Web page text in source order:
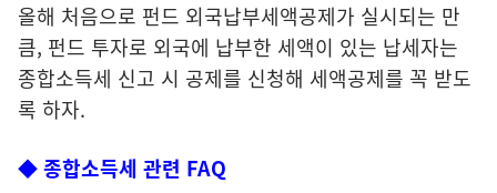
올해 처음으로 펀드 외국납부세액공제가 실시되는 만
큼, 펀드 투자로 외국에 납부한 세액이 있는 납세자는
종합소득세 신고 시 공제를 신청해 세액공제를 꼭 받도
록 하자.
◆ 종합소득세 관련 FAQ